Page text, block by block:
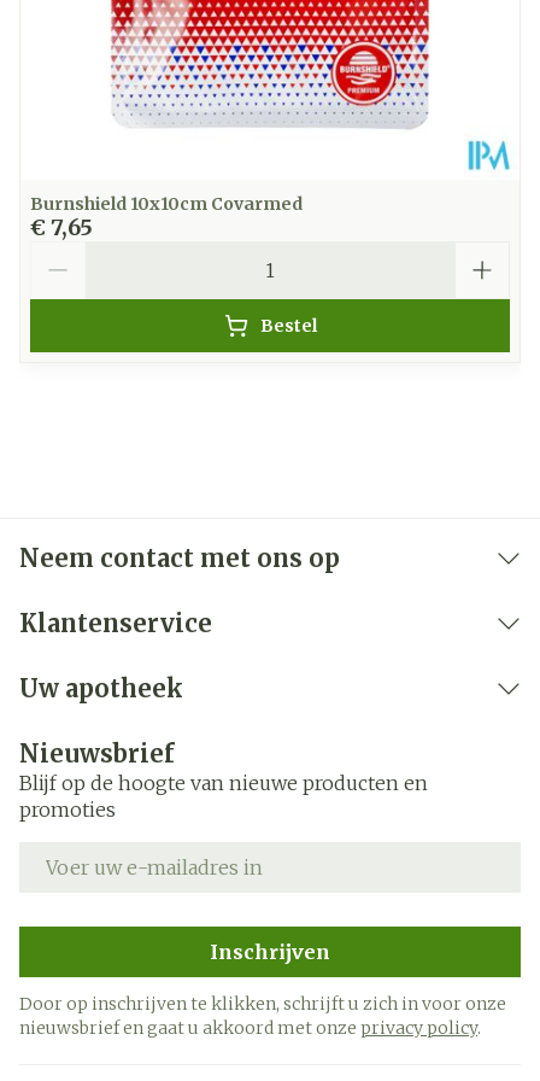
Burnshield 10x10cm Covarmed
€ 7,65
Bestel
Neem contact met ons op
Klantenservice
Uw apotheek
Nieuwsbrief
Blijf op de hoogte van nieuwe producten en
promoties
Inschrijven
Door op inschrijven te klikken, schrijft u zich in voor onze
nieuwsbrief en gaat u akkoord met onze privacy policy.